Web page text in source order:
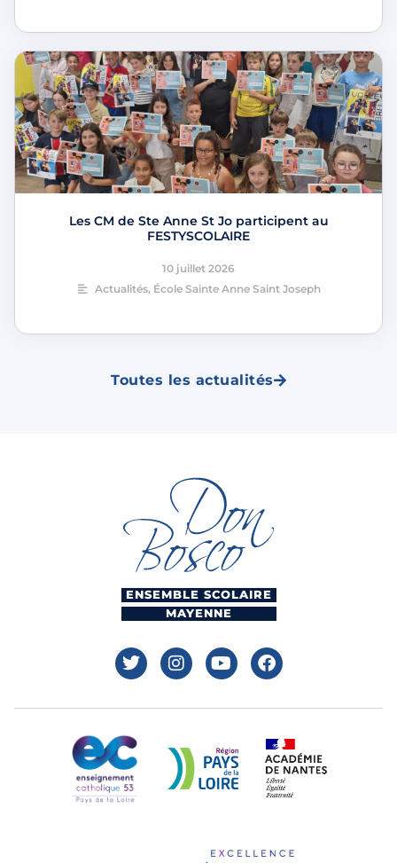
Les CM de Ste Anne St Jo participent au
FESTYSCOLAIRE
10 juillet 2026
Actualités, École Sainte Anne Saint Joseph
Toutes les actualités
ENSEMBLE SCOLAIRE
MAYENNE